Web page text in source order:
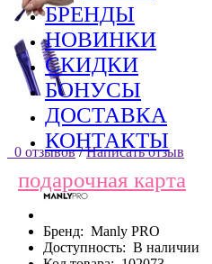
БРЕНДЫ
НОВИНКИ
СКИДКИ
БОНУСЫ
ДОСТАВКА
КОНТАКТЫ
подарочная карта
0 отзывов / Написать отзыв
Бренд: Manly PRO
Доступность: В наличии